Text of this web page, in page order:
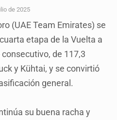
de 2025
(UAE Team Emirates) se
etapa de la Vuelta a
de 117,3
y Kühtai, y se convirtió
general.
su buena racha y